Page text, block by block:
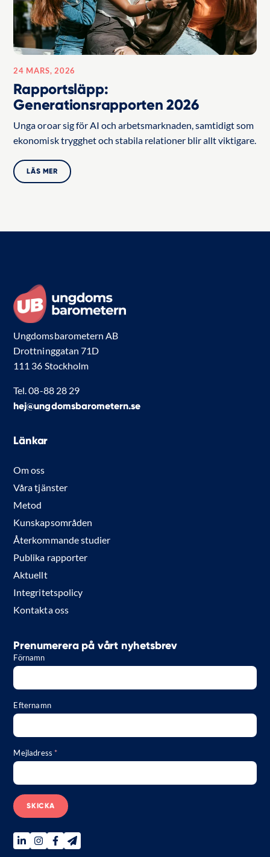
24 MARS, 2026
Rapportsläpp:
Generationsrapporten 2026
Unga oroar sig för AI och arbetsmarknaden, samtidigt som
ekonomisk trygghet och stabila relationer blir allt viktigare.
LÄS MER
Ungdomsbarometern AB
Drottninggatan 71D
111 36 Stockholm
Tel. 08-88 28 29
hej@ungdomsbarometern.se
Länkar
Om oss
Våra tjänster
Metod
Kunskapsområden
Återkommande studier
Publika rapporter
Aktuellt
Integritetspolicy
Kontakta oss
Prenumerera på vårt nyhetsbrev
Förnamn
Efternamn
Mejladress *